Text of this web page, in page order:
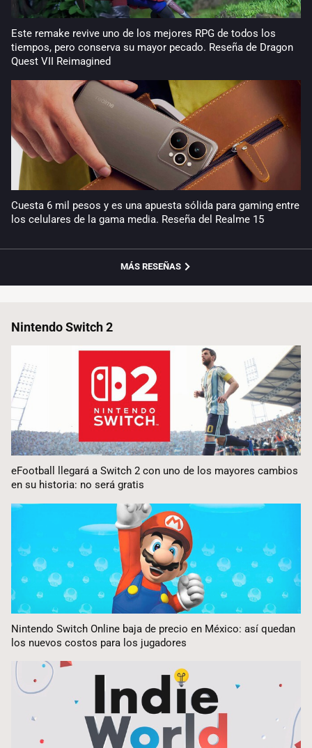
Este remake revive uno de los mejores RPG de todos los
tiempos, pero conserva su mayor pecado. Reseña de Dragon
Quest VII Reimagined
Cuesta 6 mil pesos y es una apuesta sólida para gaming entre
los celulares de la gama media. Reseña del Realme 15
MÁS RESEÑAS
Nintendo Switch 2
eFootball llegará a Switch 2 con uno de los mayores cambios
en su historia: no será gratis
Nintendo Switch Online baja de precio en México: así quedan
los nuevos costos para los jugadores